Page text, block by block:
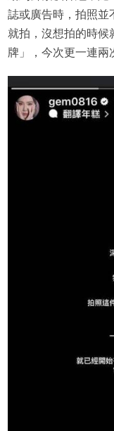
誌或廣告時，拍照
就拍，沒想拍的時
牌」，今次更一連兩